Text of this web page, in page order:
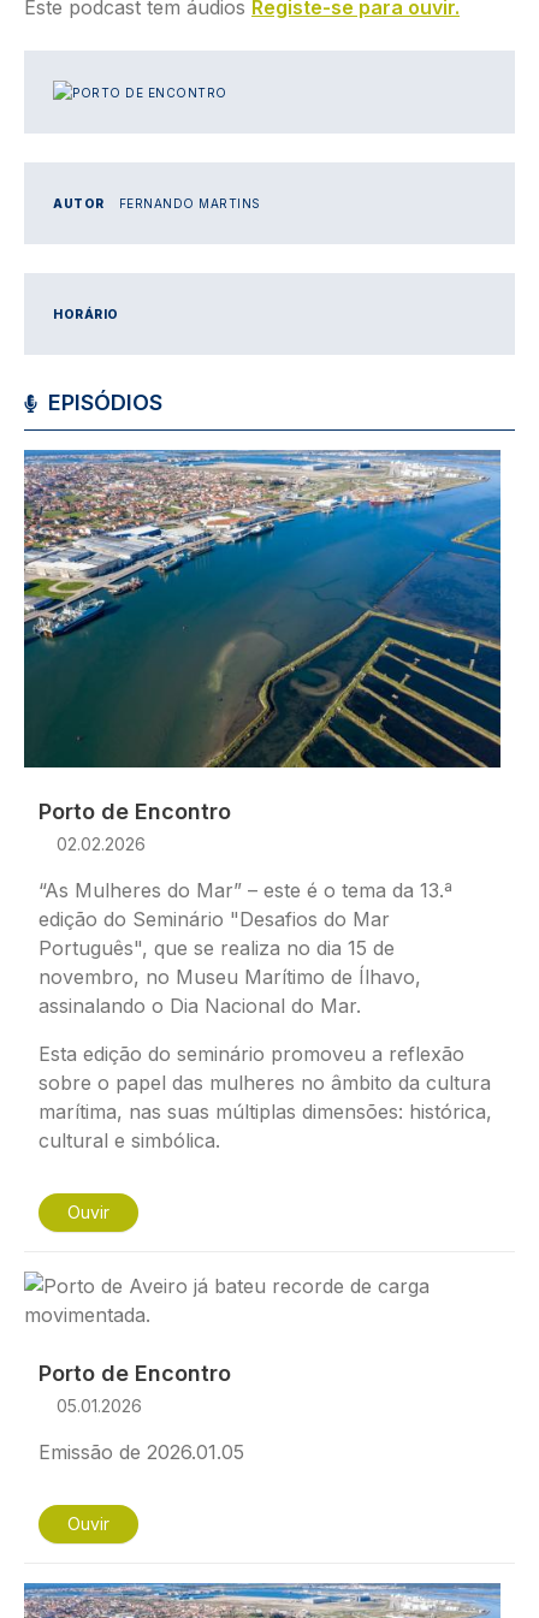
Este podcast tem áudios Registe-se para ouvir.
IMAGEM
AUTOR FERNANDO MARTINS
HORÁRIO
EPISÓDIOS
Imagem
Porto de Encontro
02.02.2026
“As Mulheres do Mar” – este é o tema da 13.ª
edição do Seminário "Desafios do Mar
Português", que se realiza no dia 15 de
novembro, no Museu Marítimo de Ílhavo,
assinalando o Dia Nacional do Mar.
Esta edição do seminário promoveu a reflexão
sobre o papel das mulheres no âmbito da cultura
marítima, nas suas múltiplas dimensões: histórica,
cultural e simbólica.
Ouvir
Imagem
Porto de Encontro
05.01.2026
Emissão de 2026.01.05
Ouvir
Imagem